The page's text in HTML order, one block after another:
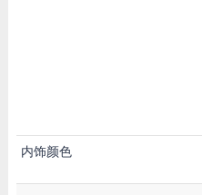
内饰颜色